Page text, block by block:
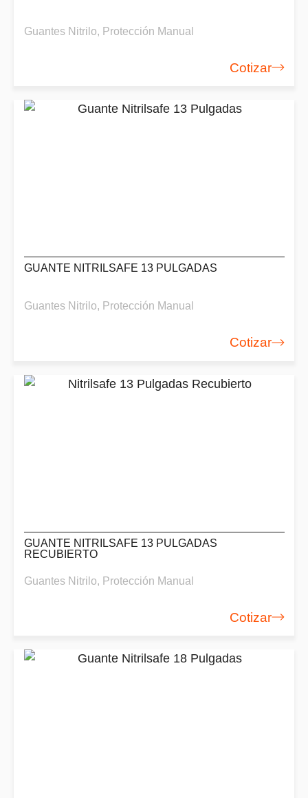
Guantes Nitrilo, Protección Manual
Cotizar
GUANTE NITRILSAFE 13 PULGADAS
Guantes Nitrilo, Protección Manual
Cotizar
GUANTE NITRILSAFE 13 PULGADAS
RECUBIERTO
Guantes Nitrilo, Protección Manual
Cotizar